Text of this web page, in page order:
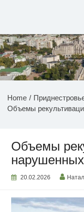
НОВОСТИ
Home
Объемы
Объемы
20.02.2026